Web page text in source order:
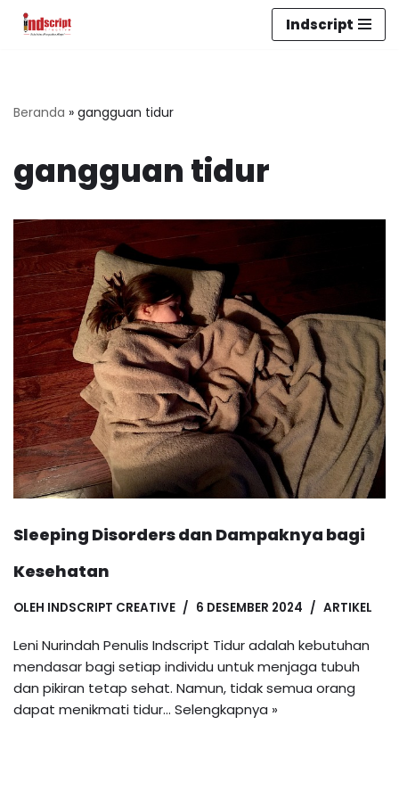
Indscript
Beranda » gangguan tidur
gangguan tidur
Sleeping Disorders dan Dampaknya bagi
Kesehatan
OLEH INDSCRIPT CREATIVE 6 DESEMBER 2024 ARTIKEL
Leni Nurindah Penulis Indscript Tidur adalah kebutuhan
mendasar bagi setiap individu untuk menjaga tubuh
dan pikiran tetap sehat. Namun, tidak semua orang
dapat menikmati tidur… Selengkapnya »